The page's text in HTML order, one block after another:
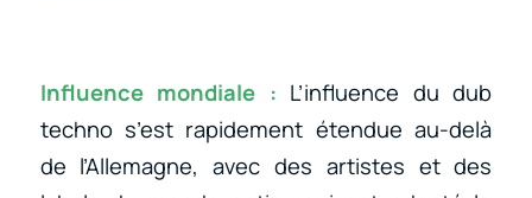
Influence mondiale : L’influence du dub
techno s’est rapidement étendue au-delà
de l’Allemagne, avec des artistes et des